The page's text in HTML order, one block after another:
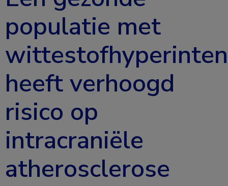
populatie met
heeft verhoogd
risico op
intracraniële
atherosclerose